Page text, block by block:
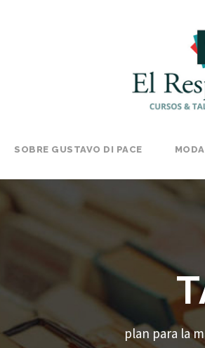
SOBRE GUSTAVO DI PACE
plan para la